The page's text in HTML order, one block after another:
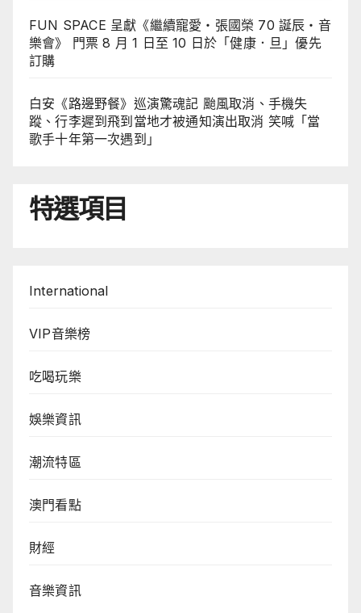
FUN SPACE 呈獻《繼續寵愛・張國榮 70 誕辰・音
樂會》 門票 8 月 1 日至 10 日於「健康．旦」優先
訂購
白安《路邊野餐》巡演驚魂記 颱風取消、手機失
蹤、行李遲到飛到當地才被通知演出取消 笑喊「當
歌手十年第一次遇到」
特選項目
International
VIP音樂榜
吃喝玩樂
娛樂資訊
潮流特區
澳門看點
財經
音樂資訊